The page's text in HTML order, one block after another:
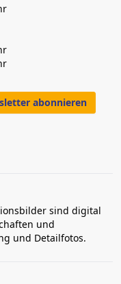
abonnieren
sind digital
und
und Detailfotos.